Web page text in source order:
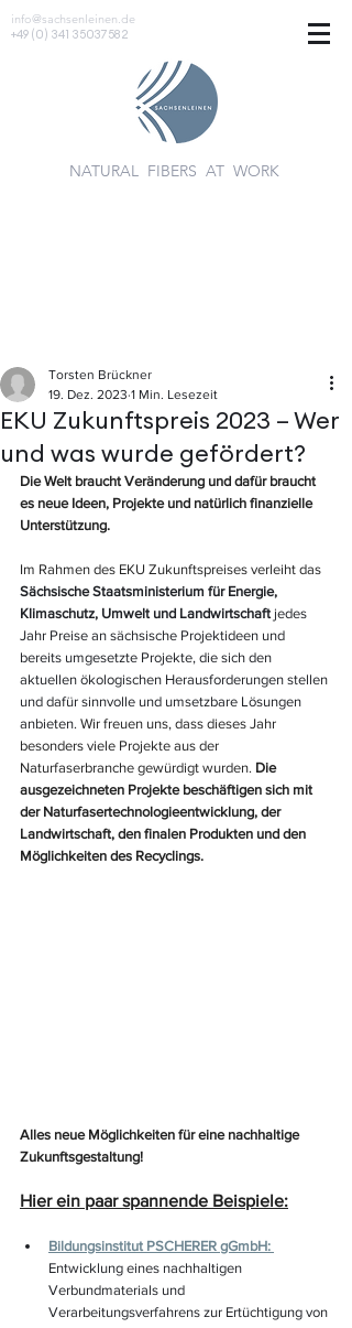
info@sachsenleinen.de
+49 (0) 341 35037582
NATURAL FIBERS AT WORK
EKU Zukunftspreis 2023 – Wer
und was wurde gefördert?
Torsten Brückner
19. Dez. 2023 1 Min. Lesezeit
Die Welt braucht Veränderung und dafür braucht
es neue Ideen, Projekte und natürlich finanzielle
Unterstützung.
Im Rahmen des EKU Zukunftspreises verleiht das
Sächsische Staatsministerium für Energie,
Klimaschutz, Umwelt und Landwirtschaft jedes
Jahr Preise an sächsische Projektideen und
bereits umgesetzte Projekte, die sich den
aktuellen ökologischen Herausforderungen stellen
und dafür sinnvolle und umsetzbare Lösungen
anbieten. Wir freuen uns, dass dieses Jahr
besonders viele Projekte aus der
Naturfaserbranche gewürdigt wurden. Die
ausgezeichneten Projekte beschäftigen sich mit
der Naturfasertechnologieentwicklung, der
Landwirtschaft, den finalen Produkten und den
Möglichkeiten des Recyclings.
Alles neue Möglichkeiten für eine nachhaltige
Zukunftsgestaltung!
Hier ein paar spannende Beispiele:
Bildungsinstitut PSCHERER gGmbH:
Entwicklung eines nachhaltigen
Verbundmaterials und
Verarbeitungsverfahrens zur Ertüchtigung von